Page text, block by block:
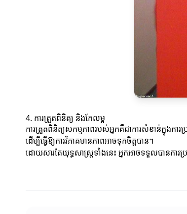
4. ការត្រួតពិនិត្យ និងកែលម្អ
ការត្រួតពិនិត្យសកម្មភាពរបស់អ្នកគឺជាការសំខាន់ក្នុងកា
ដើម្បីធ្វើឱ្យការវិភាគមានភាពអាចទុកចិត្តបាន។
ដោយសារតែយុទ្ធសាស្ត្រទាំងនេះ អ្នកអាចទទួលបានកា